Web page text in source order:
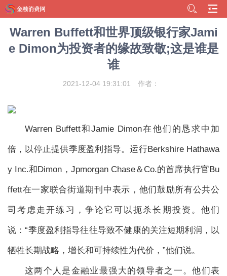
Warren Buffett和世界顶级银行家Jami
e Dimon为投资者的缘故致敬;这是谁是
谁
2021-12-04 19:31:01 作者：
Warren Buffett和Jamie Dimon在他们的恳求中加
倍，以停止提供季度盈利指导。运行Berkshire Hathawa
y Inc.和Dimon，Jpmorgan Chase＆Co.的首席执行官Bu
ffett在一家联合街道期刊中表示，他们鼓励所有公共公
司考虑走开练习，争论它可以扼杀长期投资。他们
说：“季度盈利指导往往导致不健康的关注短期利润，以
牺牲长期战略，增长和可持续性为代价，”他们说。
这两个人是金融业最强大的领导者之一。他们表